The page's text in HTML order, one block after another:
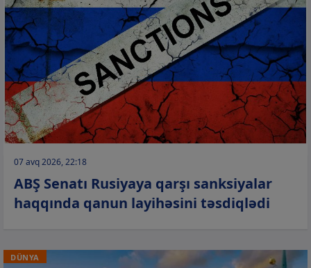
07 avq 2026, 22:18
ABŞ Senatı Rusiyaya qarşı sanksiyalar
haqqında qanun layihəsini təsdiqlədi
DÜNYA